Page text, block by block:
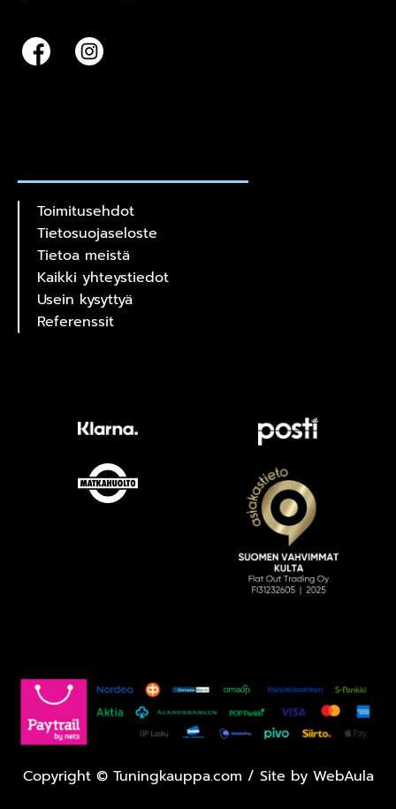
Toimitusehdot
Tietosuojaseloste
Tietoa meistä
Kaikki yhteystiedot
Usein kysyttyä
Referenssit
Copyright ©Tuningkauppa.com / Site by WebAula